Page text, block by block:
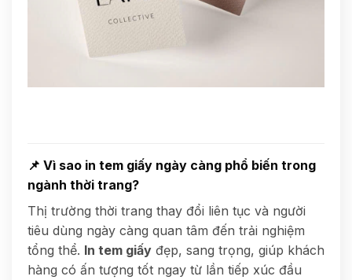
📌 Vì sao in tem giấy ngày càng phổ biến trong
ngành thời trang?
Thị trường thời trang thay đổi liên tục và người
tiêu dùng ngày càng quan tâm đến trải nghiệm
tổng thể. In tem giấy đẹp, sang trọng, giúp khách
hàng có ấn tượng tốt ngay từ lần tiếp xúc đầu